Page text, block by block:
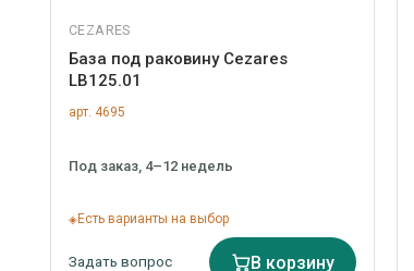
CEZARES
База под раковину Cezares
LB125.01
арт. 4695
Под заказ, 4–12 недель
Есть варианты на выбор
Задать вопрос В корзину